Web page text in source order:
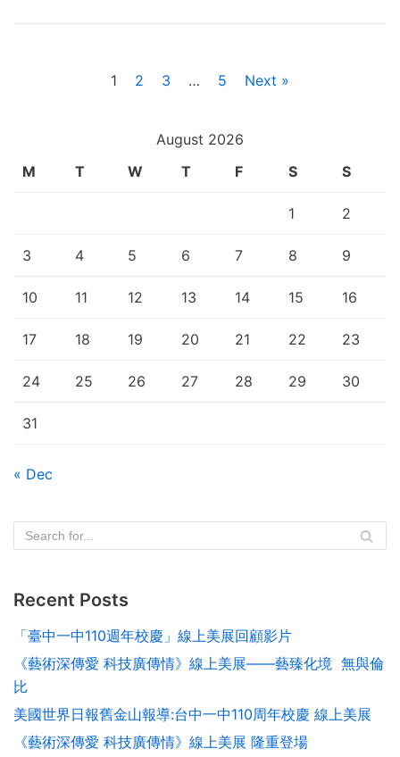
1 2 3 … 5 Next »
August 2026
M
T W T F S S
1 2
3 4 5 6 7 8 9
10 11 12 13 14 15 16
17 18 19 20 21 22 23
24 25 26 27 28 29 30
31
« Dec
Recent Posts
「臺中一中110週年校慶」線上美展回顧影片
《藝術深傳愛 科技廣傳情》線上美展——藝臻化境 無與倫
比
美國世界日報舊金山報導:台中⼀中110周年校慶 線上美展
《藝術深傳愛 科技廣傳情》線上美展 隆重登場